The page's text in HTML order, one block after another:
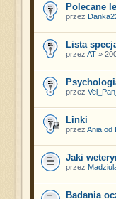
Polecane
przez
Lista
przez AT»
przez
Linki
przez Ania od
Jaki
przez
Badania